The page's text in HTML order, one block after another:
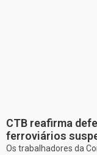
CTB reafirma
ferroviários
Os trabalhadores da